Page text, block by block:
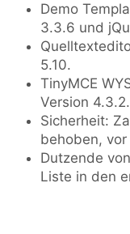
Demo
3.3.6 und
5.10.
TinyMCE
Version 4.3.2.
Sicherheit:
behoben,
Dutzende
Liste in den